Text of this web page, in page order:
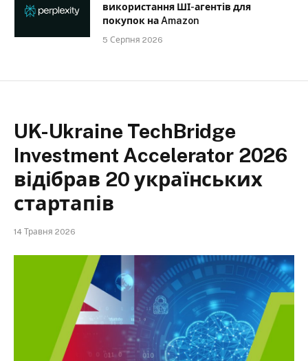
використання ШІ-агентів для
покупок на Amazon
5 Серпня 2026
UK-Ukraine TechBridge
Investment Accelerator 2026
відібрав 20 українських
стартапів
14 Травня 2026